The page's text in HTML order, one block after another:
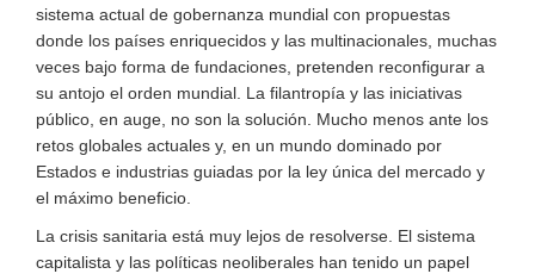
sistema actual de gobernanza mundial con propuestas
donde los países enriquecidos y las multinacionales, muchas
veces bajo forma de fundaciones, pretenden reconfigurar a
su antojo el orden mundial. La filantropía y las iniciativas
público, en auge, no son la solución. Mucho menos ante los
retos globales actuales y, en un mundo dominado por
Estados e industrias guiadas por la ley única del mercado y
el máximo beneficio.
La crisis sanitaria está muy lejos de resolverse. El sistema
capitalista y las políticas neoliberales han tenido un papel